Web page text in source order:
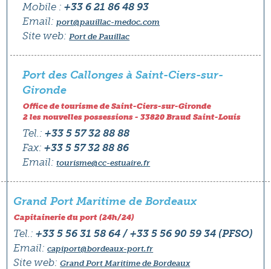
Mobile :+33 6 21 86 48 93
Email: port@pauillac-medoc.com
Site web: Port de Pauillac
Port des Callonges à Saint-Ciers-sur-
Gironde
Office de tourisme de Saint-Ciers-sur-Gironde
2 les nouvelles possessions - 33820 Braud Saint-Louis
Tel.: +33 5 57 32 88 88
Fax: +33 5 57 32 88 86
Email: tourisme@cc-estuaire.fr
Grand Port Maritime de Bordeaux
Capitainerie du port (24h/24)
Tel.: +33 5 56 31 58 64 / +33 5 56 90 59 34 (PFSO)
Email: capiport@bordeaux-port.fr
Site web: Grand Port Maritime de Bordeaux